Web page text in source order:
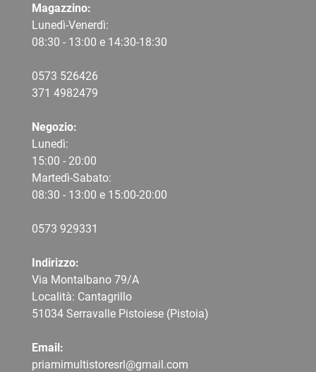
Magazzino:
Lunedì-Venerdì:
08:30 - 13:00 e 14:30-18:30
0573 526426
371 4982479
Negozio:
Lunedì:
15:00 - 20:00
Martedì-Sabato:
08:30 - 13:00 e 15:00-20:00
0573 929331
Indirizzo:
Via Montalbano 79/A
Località: Cantagrillo
51034 Serravalle Pistoiese (Pistoia)
Email:
priamimultistoresrl@gmail.com